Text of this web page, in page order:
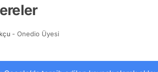
- Onedio Üyesi